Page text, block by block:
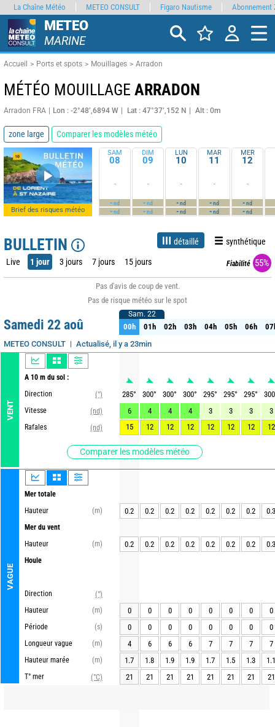
METEO
MARINE
Accueil Ports et spots Mouillages Arradon
MÉTÉO MOUILLAGE ARRADON
Arradon FRA Lon : -2°48’,6894 W Lat : 47°37’,152 N Alt : 0m
zone large Comparer les modèles météo
Brief des risques météo
SAM
08
-
-nd
-nd
DIM
09
-
-nd
-nd
LUN
10
-
-nd
-nd
MAR
11
-
-nd
-nd
MER
12
-
-nd
-nd
BULLETIN détaillé synthétique
Live 1 jour 3 jours 7 jours 15 jours Fiabilité 55%
Pas d'avis de coup de vent.
Pas de risque météo sur le spot
Samedi 22 aoû
METEO CONSULT Actualisé, il y a 23min
VENT
A 10 m du sol :
Direction
(°)
Vitesse
(nd)
Rafales
(nd)
Comparer les modèles météo
VAGUE
Mer totale
Hauteur
(m)
Mer du vent
Hauteur
(m)
Houle
Direction
(°)
Hauteur
(m)
Période
(s)
Longueur vague
(m)
Hauteur marée
(m)
T° mer
(°C)
Sam. 22
00h 01h 02h 03h 04h 05h 06h
Sam. 22
00h 01h 02h 03h 04h 05h 06h
285° 300° 300° 300° 295° 295° 295°
300
6
4 4 4 3 3 3
3
15
12 12 12 12 12 12 12
0.2 0.2 0.2 0.2 0.2 0.2 0.2 0.3
0.2 0.2 0.2 0.2 0.2 0.2 0.2 0.3
0 0 0 0 0 0 0
0
0
0 0 0 0 0 0
0
4
6 6 6 7 7 7
7
1.7
1.8 1.9 1.9 1.7 1.5 1.3
1.1
21
21 21 21 21 21 21 21
La Chaîne Météo METEO CONSULT Figaro Nautisme Abonnement